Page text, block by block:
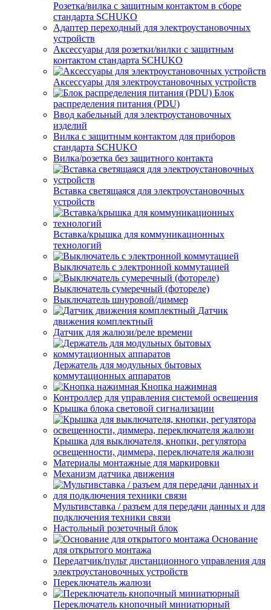
Розетка/вилка с защитным контактом в сборе
стандарта SCHUKO
Адаптер переходный для электроустановочных
устройств
Аксессуары для розетки/вилки с защитным
контактом стандарта SCHUKO
Аксессуары для электроустановочных устройств
Блок
распределения питания (PDU)
Ввод кабельный для электроустановочных
изделий
Вилка с защитным контактом для приборов
стандарта SCHUKO
Вилка/розетка без защитного контакта
Вставка светящаяся для электроустановочных
устройств
Вставка/крышка для коммуникационных
технологий
Выключатель с электронной коммутацией
Выключатель сумеречный (фотореле)
Выключатель шнуровой/диммер
Датчик
движения комплектный
Датчик для жалюзи/реле времени
Держатель для модульных бытовых
коммутационных аппаратов
Кнопка нажимная
Контроллер для управления системой освещения
Крышка блока световой сигнализации
Крышка для выключателя, кнопки, регулятора
освещенности, диммера, переключателя жалюзи
Материалы монтажные для маркировки
Механизм датчика движения
Мультивставка / разъем для передачи данных и для
подключения техники связи
Настольный розеточный блок
Основание
для открытого монтажа
Передатчик/пульт дистанционного управления для
электроустановочных устройств
Переключатель жалюзи
Переключатель кнопочный миниатюрный